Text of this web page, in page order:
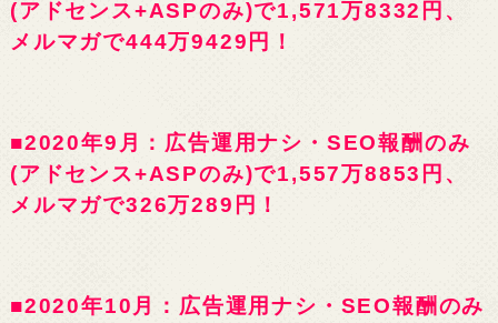
(アドセンス+ASPのみ)で1,571万8332円、
メルマガで444万9429円！
■2020年9月：広告運用ナシ・SEO報酬のみ
(アドセンス+ASPのみ)で1,557万8853円、
メルマガで326万289円！
■2020年10月：広告運用ナシ・SEO報酬のみ